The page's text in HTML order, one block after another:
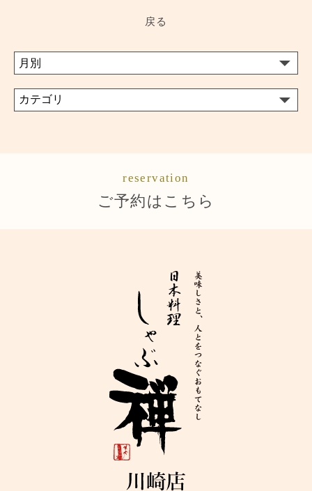
戻る
reservation
ご予約はこちら